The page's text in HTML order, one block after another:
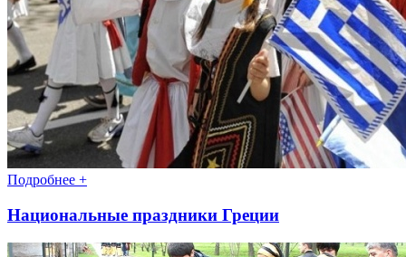
Подробнее +
Национальные праздники Греции